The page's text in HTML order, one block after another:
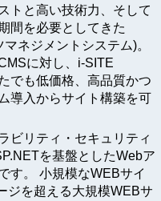
i-SITE ASP クラウド
トと高い技術力、そして
間を必要としてきた
ネジメントシステム)。
に対し、i-SITE
でも低価格、高品質かつ
導入からサイト構築を可
ビリティ・セキュリティ
を基盤としたWebア
す。 小規模なWEBサイ
ジを超える大規模WEBサ